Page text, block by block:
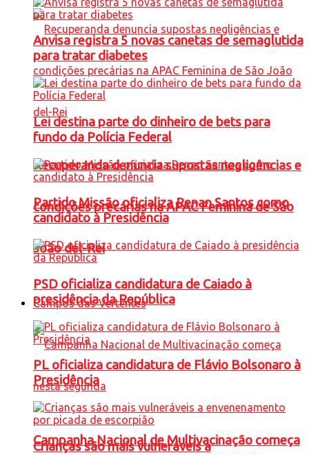
Recuperanda denuncia supostas negligências e
condições precárias na APAC Feminina de São
João del-Rei
Campos das Vertentes
Campanha Nacional de Multivacinação começa
Anvisa registra 5 novas canetas de semaglutida
para tratar diabetes
Lei destina parte do dinheiro de bets para
fundo da Polícia Federal
Partido Missão oficializa Renan Santos como
candidato à Presidência
PSD oficializa candidatura de Caiado à
presidência da República
PL oficializa candidatura de Flávio Bolsonaro à
Presidência
Crianças são mais vulneráveis a